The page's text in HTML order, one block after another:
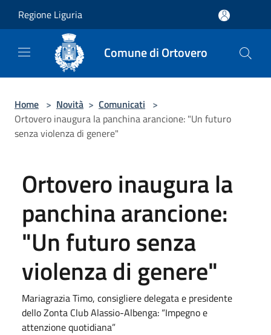
Regione Liguria
Comune di Ortovero
Home > Novità > Comunicati >
Ortovero inaugura la panchina arancione: "Un futuro
senza violenza di genere"
Ortovero inaugura la
panchina arancione:
"Un futuro senza
violenza di genere"
Mariagrazia Timo, consigliere delegata e presidente
dello Zonta Club Alassio-Albenga: “Impegno e
attenzione quotidiana”